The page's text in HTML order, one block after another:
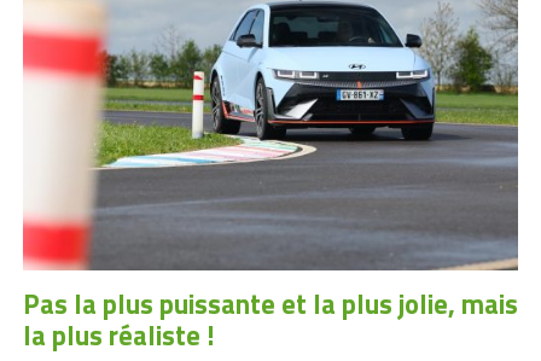
Pas la plus puissante et la plus jolie, mais
la plus réaliste !